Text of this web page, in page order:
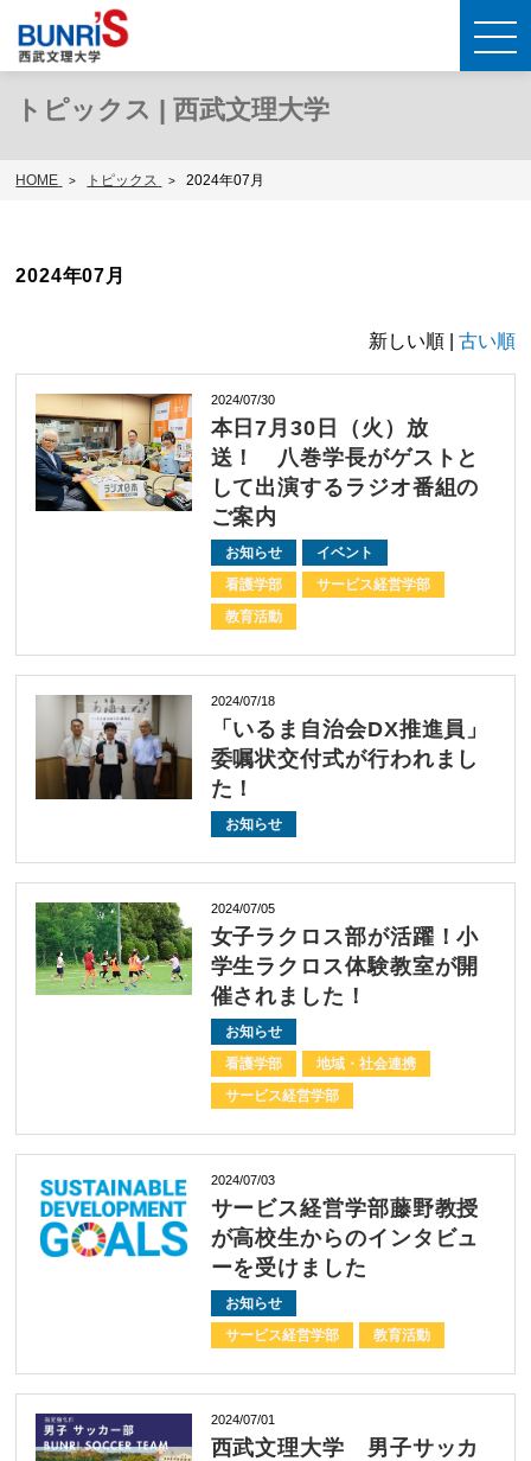
HOME トピックス 2024年07月
トピックス | 西武文理大学
2024年07月
新しい順 | 古い順
2024/07/30
本日7月30日（火）放
送！ 八巻学長がゲストと
して出演するラジオ番組の
ご案内
お知らせ
イベント
看護学部
サービス経営学部
教育活動
2024/07/18
「いるま自治会DX推進員」
委嘱状交付式が行われまし
た！
お知らせ
2024/07/05
女子ラクロス部が活躍！小
学生ラクロス体験教室が開
催されました！
お知らせ
看護学部
地域・社会連携
サービス経営学部
2024/07/03
サービス経営学部藤野教授
が高校生からのインタビュ
ーを受けました
お知らせ
サービス経営学部
教育活動
2024/07/01
西武文理大学 男子サッカ